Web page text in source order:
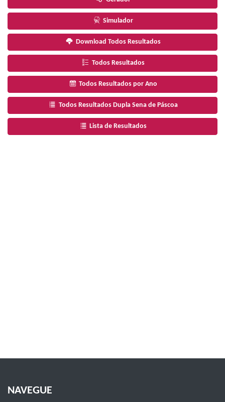
Simulador
Download Todos Resultados
Todos Resultados
Todos Resultados por Ano
Todos Resultados Dupla Sena de Páscoa
Lista de Resultados
NAVEGUE